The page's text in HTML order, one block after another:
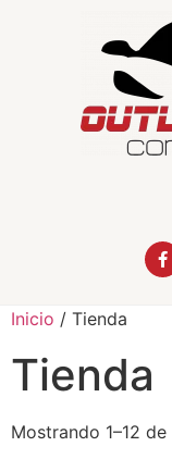
Inicio / Tienda
Tienda
Mostrando 1–12